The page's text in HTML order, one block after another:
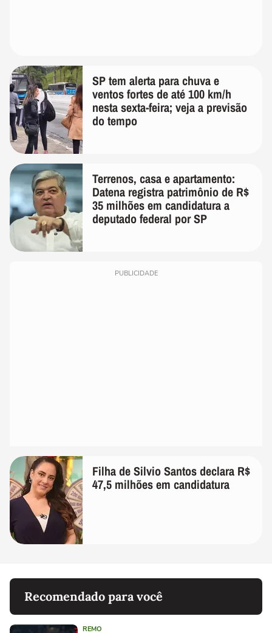
SP tem alerta para chuva e
ventos fortes de até 100 km/h
nesta sexta-feira; veja a previsão
do tempo
Terrenos, casa e apartamento:
Datena registra patrimônio de R$
35 milhões em candidatura a
deputado federal por SP
PUBLICIDADE
Filha de Silvio Santos declara R$
47,5 milhões em candidatura
Recomendado para você
REMO